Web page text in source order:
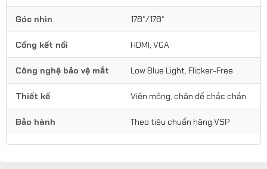
Góc nhìn 178°/178°
Cổng kết nối HDMI, VGA
Công nghệ bảo vệ mắt Low Blue Light, Flicker-Free
Thiết kế Viền mỏng, chân đế chắc chắn
Bảo hành Theo tiêu chuẩn hãng VSP